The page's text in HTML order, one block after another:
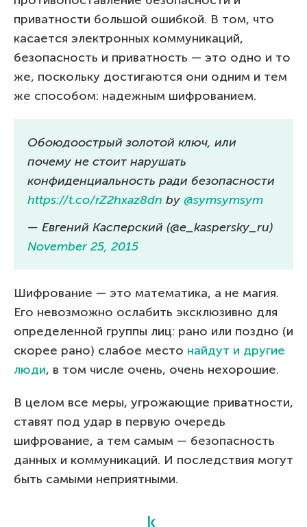
приватности большой ошибкой. В том, что
касается электронных коммуникаций,
безопасность и приватность — это одно и то
же, поскольку достигаются они одним и тем
же способом: надежным шифрованием.
Обоюдоострый золотой ключ, или
почему не стоит нарушать
конфиденциальность ради безопасности
https://t.co/rZ2hxaz8dn by @symsymsym
— Евгений Касперский (@e_kaspersky_ru)
November 25, 2015
Шифрование — это математика, а не магия.
Его невозможно ослабить эксклюзивно для
определенной группы лиц: рано или поздно (и
скорее рано) слабое место найдут и другие
люди, в том числе очень, очень нехорошие.
В целом все меры, угрожающие приватности,
ставят под удар в первую очередь
шифрование, а тем самым — безопасность
данных и коммуникаций. И последствия могут
быть самыми неприятными.